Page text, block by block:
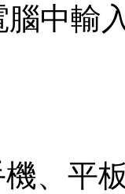
中輸
、平